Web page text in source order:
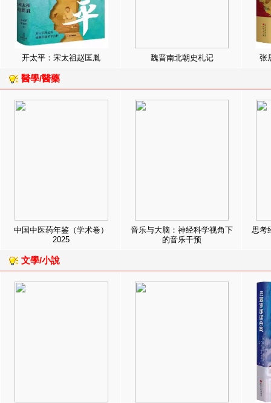
开太平：宋太祖赵匡胤 魏晋南北朝史札记 张
醫學/醫藥
中国中医药年鉴（学术卷）
2025
音乐与大脑：神经科学视角下
的音乐干预
思考
文學/小說